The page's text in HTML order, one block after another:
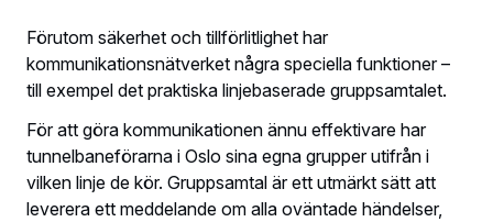
Förutom säkerhet och tillförlitlighet har
kommunikationsnätverket några speciella funktioner –
till exempel det praktiska linjebaserade gruppsamtalet.
För att göra kommunikationen ännu effektivare har
tunnelbaneförarna i Oslo sina egna grupper utifrån i
vilken linje de kör. Gruppsamtal är ett utmärkt sätt att
leverera ett meddelande om alla oväntade händelser,